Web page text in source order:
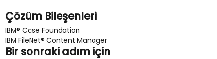
Çözüm Bileşenleri
IBM® Case Foundation
IBM FileNet® Content Manager
Bir sonraki adım için